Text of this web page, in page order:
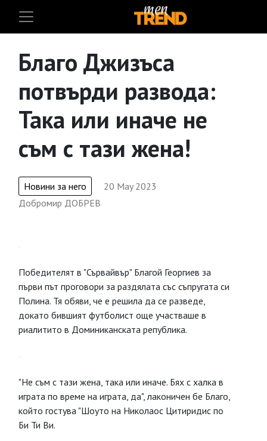
Благо Джизъса
потвърди развода:
Така или иначе не
съм с тази жена!
Новини за него
20 May 2023
Добромир ДОБРЕВ
Победителят в "Сървайвър" Благой Георгиев за
първи път проговори за раздялата със съпругата си
Полина. Тя обяви, че е решила да се разведе,
докато бившият футболист още участваше в
риалитито в Доминиканската република.
"Не съм с тази жена, така или иначе. Бях с халка в
играта по време на играта, да", лаконичен бе Благо,
който гостува "Шоуто на Николаос Цитиридис по
Би Ти Ви.